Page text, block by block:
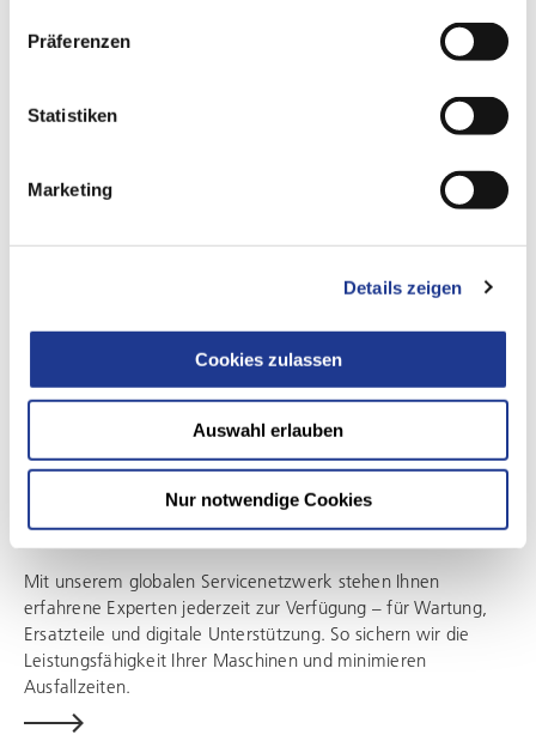
Präferenzen
Statistiken
Marketing
Details zeigen
Cookies zulassen
Auswahl erlauben
Nur notwendige Cookies
aufeinander abgestimmt für höchste Präzision und Effizienz.
SCHNELL UND KOMPETENT – WELTWEIT
BUDERUS Service
Mit unserem globalen Servicenetzwerk stehen Ihnen
erfahrene Experten jederzeit zur Verfügung – für Wartung,
Ersatzteile und digitale Unterstützung. So sichern wir die
Leistungsfähigkeit Ihrer Maschinen und minimieren
Ausfallzeiten.